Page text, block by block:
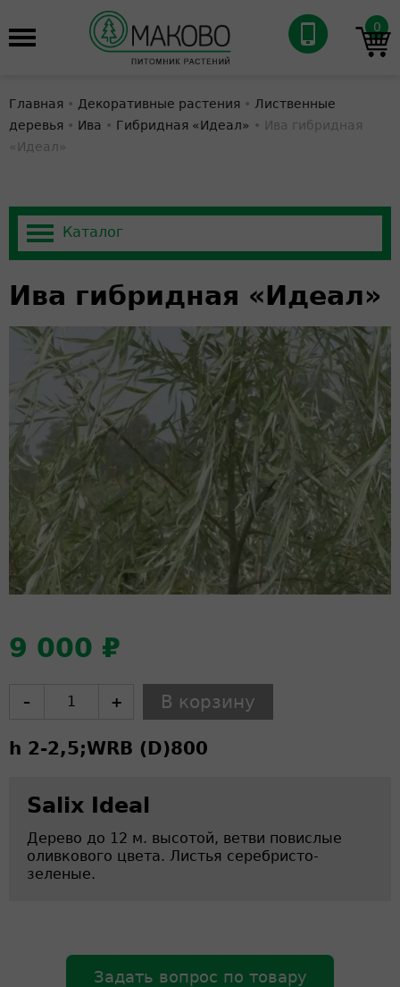
0
Главная • Декоративные растения • Лиственные
деревья • Ива • Гибридная «Идеал» • Ива гибридная
«Идеал»
Ива гибридная «Идеал»
9 000 ₽
– +
h 2-2,5;WRB (D)800
Salix Ideal
Дерево до 12 м. высотой, ветви повислые
оливкового цвета. Листья серебристо-
зеленые.
Задать вопрос по товару